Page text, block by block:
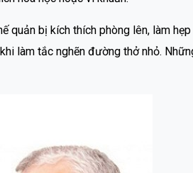
quản bị kích thích phòng lên, làm hẹp
làm tắc nghẽn đường thở nhỏ.